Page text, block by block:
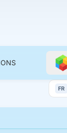
Color
Wallpapers
FR